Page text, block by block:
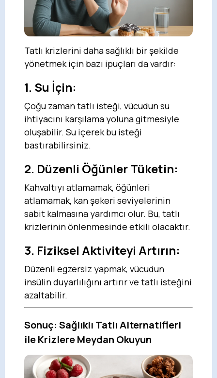
Tatlı krizlerini daha sağlıklı bir şekilde
yönetmek için bazı ipuçları da vardır:
1. Su İçin:
Çoğu zaman tatlı isteği, vücudun su
ihtiyacını karşılama yoluna gitmesiyle
oluşabilir. Su içerek bu isteği
bastırabilirsiniz.
2. Düzenli Öğünler Tüketin:
Kahvaltıyı atlamamak, öğünleri
atlamamak, kan şekeri seviyelerinin
sabit kalmasına yardımcı olur. Bu, tatlı
krizlerinin önlenmesinde etkili olacaktır.
3. Fiziksel Aktiviteyi Artırın:
Düzenli egzersiz yapmak, vücudun
insülin duyarlılığını artırır ve tatlı isteğini
azaltabilir.
Sonuç: Sağlıklı Tatlı Alternatifleri
ile Krizlere Meydan Okuyun